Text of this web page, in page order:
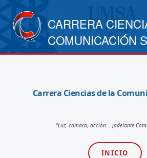
CARRERA
COMUNICACIÓN
Carrera Ciencias de la
“Luz, cámara, acción... ¡adelante
INICIO